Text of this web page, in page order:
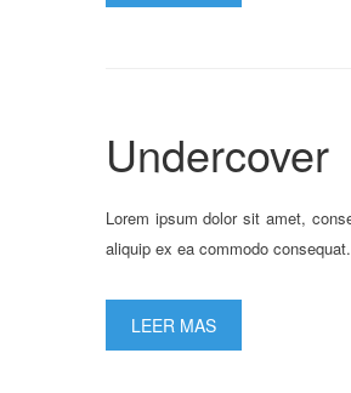
Undercover
Lorem ipsum dolor sit amet,
aliquip ex ea commodo
LEER MAS